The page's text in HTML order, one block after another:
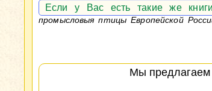
Если у Вас есть такие же
промысловыя птицы Европейской
Мы предлагаем